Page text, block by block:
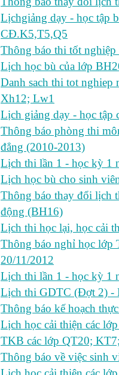
Lịchgiảng dạy - học tập
CĐ.K5,T5,Q5
Thông báo thi tốt nghiệp
Lịch học bù của lớp
Danh sach thi tot
Xh12; Lw1
Lịch giảng dạy - học tập
Thông báo phòng thi
đẳng (2010-2013)
Lịch thi lần 1 - học kỳ 1
Lịch học bù cho sinh
Thông báo thay đổi lịch
động (BH16)
Lịch thi học lại, học cải
Thông báo nghỉ học lớp
20/11/2012
Lịch thi lần 1 - học kỳ 1
Lịch thi GDTC (Đợt 2) -
Thông báo kế hoạch
Lịch học cải thiện các
TKB các lớp QT20;
Thông báo về việc sinh